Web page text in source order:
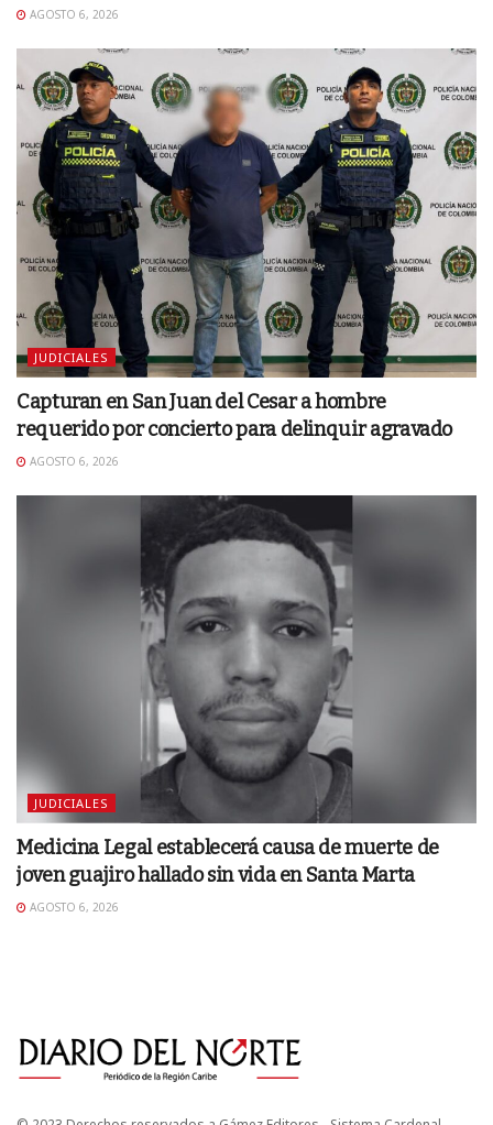
AGOSTO 6, 2026
JUDICIALES
Capturan en San Juan del Cesar a hombre
requerido por concierto para delinquir agravado
AGOSTO 6, 2026
JUDICIALES
Medicina Legal establecerá causa de muerte de
joven guajiro hallado sin vida en Santa Marta
AGOSTO 6, 2026